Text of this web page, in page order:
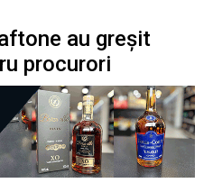
au greșit
procurori